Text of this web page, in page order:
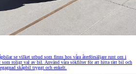
se vilket utbud som finns hos våra återförsäljare runt om i
som roligt val av bil. Använd våra sökfilter för att hitta rätt bil och
skåpbil tryggt och enkelt.